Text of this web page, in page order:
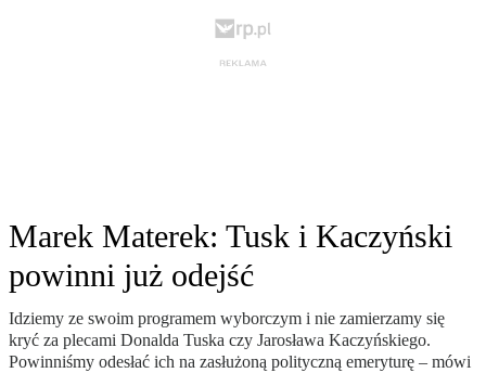
Marek Materek: Tusk i Kaczyński
powinni już odejść
Idziemy ze swoim programem wyborczym i nie zamierzamy się
kryć za plecami Donalda Tuska czy Jarosława Kaczyńskiego.
Powinniśmy odesłać ich na zasłużoną polityczną emeryturę – mówi